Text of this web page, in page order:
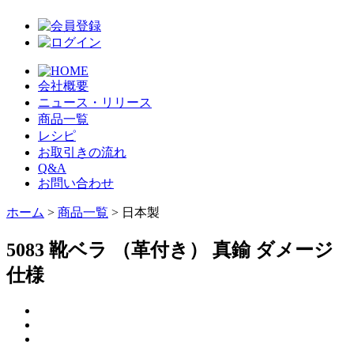
会社概要
ニュース・リリース
商品一覧
レシピ
お取引きの流れ
Q&A
お問い合わせ
ホーム > 商品一覧 > 日本製
5083 靴ベラ （革付き） 真鍮 ダメージ
仕様